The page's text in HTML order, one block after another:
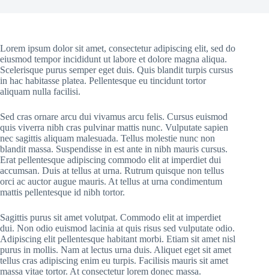
Lorem ipsum dolor sit amet, consectetur adipiscing elit, sed do
eiusmod tempor incididunt ut labore et dolore magna aliqua.
Scelerisque purus semper eget duis. Quis blandit turpis cursus
in hac habitasse platea. Pellentesque eu tincidunt tortor
aliquam nulla facilisi.
Sed cras ornare arcu dui vivamus arcu felis. Cursus euismod
quis viverra nibh cras pulvinar mattis nunc. Vulputate sapien
nec sagittis aliquam malesuada. Tellus molestie nunc non
blandit massa. Suspendisse in est ante in nibh mauris cursus.
Erat pellentesque adipiscing commodo elit at imperdiet dui
accumsan. Duis at tellus at urna. Rutrum quisque non tellus
orci ac auctor augue mauris. At tellus at urna condimentum
mattis pellentesque id nibh tortor.
Sagittis purus sit amet volutpat. Commodo elit at imperdiet
dui. Non odio euismod lacinia at quis risus sed vulputate odio.
Adipiscing elit pellentesque habitant morbi. Etiam sit amet nisl
purus in mollis. Nam at lectus urna duis. Aliquet eget sit amet
tellus cras adipiscing enim eu turpis. Facilisis mauris sit amet
massa vitae tortor. At consectetur lorem donec massa.